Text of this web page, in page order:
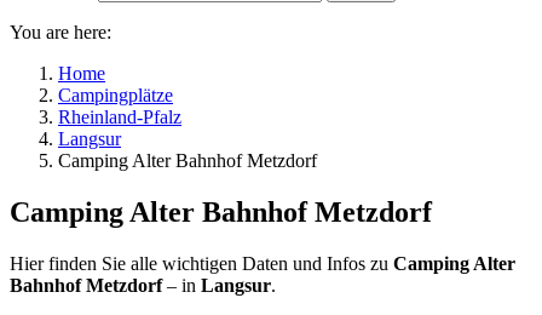
You are here:
Home
Campingplätze
Rheinland-Pfalz
Langsur
Camping Alter Bahnhof Metzdorf
Camping Alter Bahnhof Metzdorf
Hier finden Sie alle wichtigen Daten und Infos zu Camping Alter
Bahnhof Metzdorf– in Langsur.